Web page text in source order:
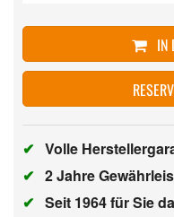
IN
✔ Volle
✔ 2 Jahre
✔ Seit 1964 für Sie da